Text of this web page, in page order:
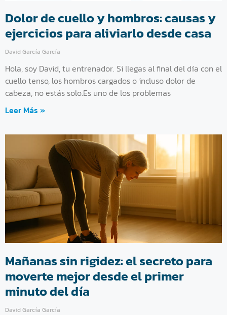
Dolor de cuello y hombros: causas y
ejercicios para aliviarlo desde casa
David García García
Hola, soy David, tu entrenador. Si llegas al final del día con el
cuello tenso, los hombros cargados o incluso dolor de
cabeza, no estás solo.Es uno de los problemas
Leer Más »
Mañanas sin rigidez: el secreto para
moverte mejor desde el primer
minuto del día
David García García